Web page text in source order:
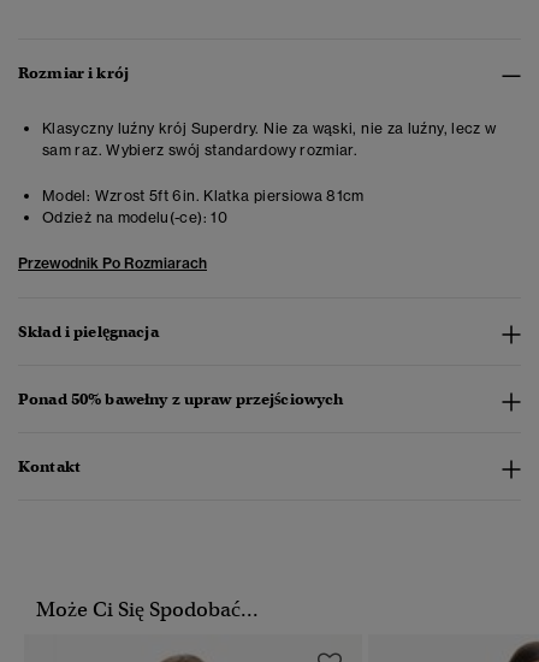
Rozmiar i krój
Klasyczny luźny krój Superdry. Nie za wąski, nie za luźny, lecz w
sam raz. Wybierz swój standardowy rozmiar.
Model: Wzrost 5ft 6in. Klatka piersiowa 81cm
Odzież na modelu(-ce): 10
Przewodnik Po Rozmiarach
Skład i pielęgnacja
Ponad 50% bawełny z upraw przejściowych
Kontakt
Może Ci Się Spodobać...